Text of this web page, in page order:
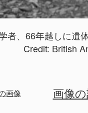
者、66年越しに遺
Credit: British
画像 画像